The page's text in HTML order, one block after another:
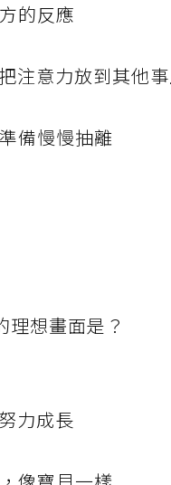
的反應
注意力放到其他
備慢慢抽離
理想畫面是？
力成長